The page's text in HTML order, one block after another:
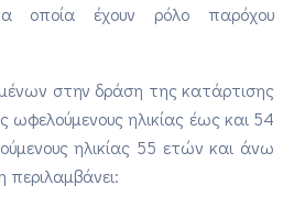
οποία έχουν ρόλο παρόχου
στην δράση της κατάρτισης
ωφελούμενους ηλικίας έως και 54
ηλικίας 55 ετών και άνω
περιλαμβάνει: